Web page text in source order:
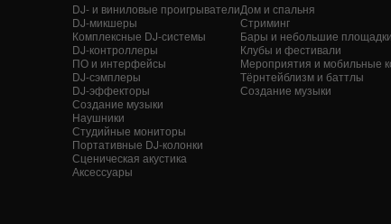
DJ- и виниловые проигрыватели
DJ-микшеры
Комплексные DJ-системы
DJ-контроллеры
ПО и интерфейсы
DJ-сэмплеры
DJ-эффекторы
Создание музыки
Наушники
Студийные мониторы
Портативные DJ-колонки
Сценическая акустика
Аксессуары
Дом и спальня
Стриминг
Бары и небольшие площадки
Клубы и фестивали
Мероприятия и мобильные
Тёрнтейблизм и баттлы
Создание музыки